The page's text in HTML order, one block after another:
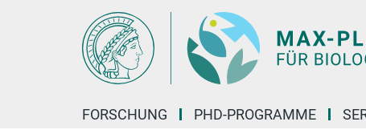
FORSCHUNG PHD-PROGRAMME